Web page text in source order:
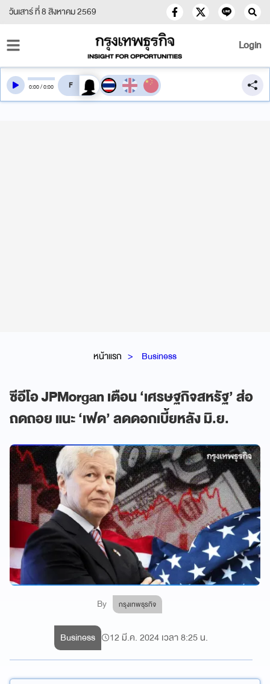
วันเสาร์ ที่ 8 สิงหาคม 2569
Login
หน้าแรก Business
ซีอีโอ JPMorgan เตือน ‘เศรษฐกิจสหรัฐ’ ส่อ
ถดถอย แนะ ‘เฟด’ ลดดอกเบี้ยหลัง มิ.ย.
By กรุงเทพธุรกิจ
0:00/0:00 สลับเสียงอ่าน
Business 12 มี.ค. 2024 เวลา 8:25 น.